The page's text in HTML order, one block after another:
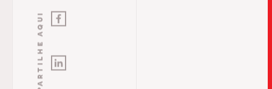
COMPARTILHE AQUI